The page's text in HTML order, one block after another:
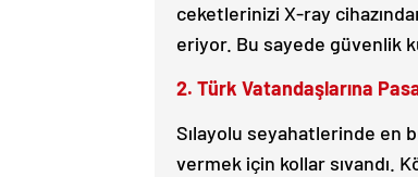
ceketlerinizi X-ray
eriyor. Bu sayede güvenlik
2. Türk Vatandaşlarına
Sılayolu seyahatlerinde en
vermek için kollar sıvandı.